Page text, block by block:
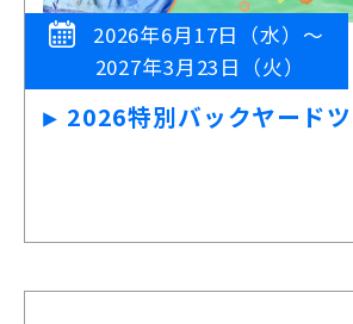
2026年6月17日（水）～
2027年3月23日（火）
2026特別バックヤード